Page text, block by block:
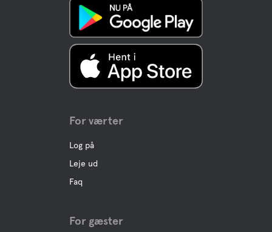
For værter
Log på
Leje ud
Faq
For gæster